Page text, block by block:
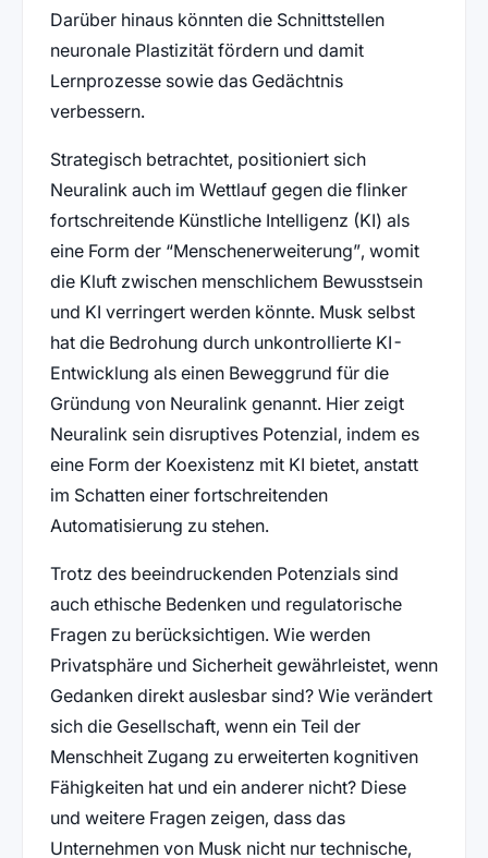
Darüber hinaus könnten die Schnittstellen
neuronale Plastizität fördern und damit
Lernprozesse sowie das Gedächtnis
verbessern.
Strategisch betrachtet, positioniert sich
Neuralink auch im Wettlauf gegen die flinker
fortschreitende Künstliche Intelligenz (KI) als
eine Form der “Menschenerweiterung”, womit
die Kluft zwischen menschlichem Bewusstsein
und KI verringert werden könnte. Musk selbst
hat die Bedrohung durch unkontrollierte KI-
Entwicklung als einen Beweggrund für die
Gründung von Neuralink genannt. Hier zeigt
Neuralink sein disruptives Potenzial, indem es
eine Form der Koexistenz mit KI bietet, anstatt
im Schatten einer fortschreitenden
Automatisierung zu stehen.
Trotz des beeindruckenden Potenzials sind
auch ethische Bedenken und regulatorische
Fragen zu berücksichtigen. Wie werden
Privatsphäre und Sicherheit gewährleistet, wenn
Gedanken direkt auslesbar sind? Wie verändert
sich die Gesellschaft, wenn ein Teil der
Menschheit Zugang zu erweiterten kognitiven
Fähigkeiten hat und ein anderer nicht? Diese
und weitere Fragen zeigen, dass das
Unternehmen von Musk nicht nur technische,